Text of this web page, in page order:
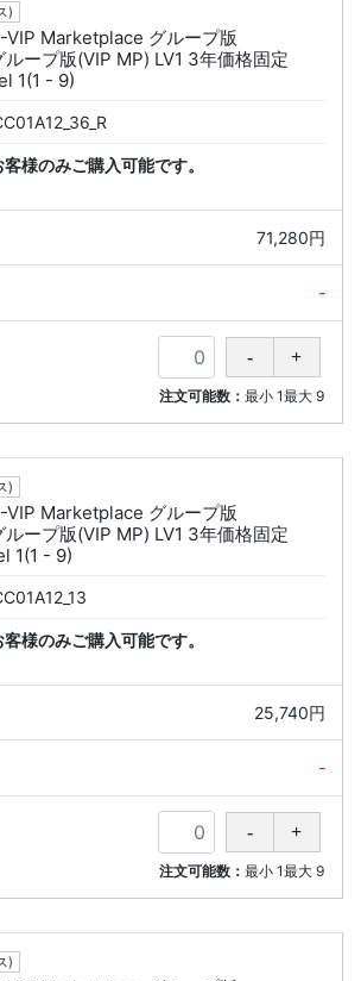
)
Marketplace グループ版
ープ版(VIP MP) LV1 3年価格固定
1(1 - 9)
様のみご購入可能です。
71,280円
-
注文可能数：最小 1最大 9
)
Marketplace グループ版
ープ版(VIP MP) LV1 3年価格固定
1(1 - 9)
様のみご購入可能です。
25,740円
-
注文可能数：最小 1最大 9
)